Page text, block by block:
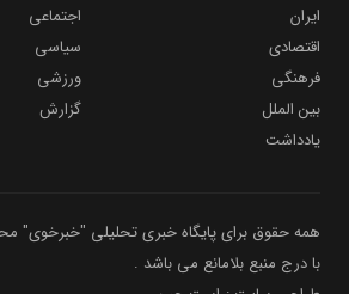
اقتصادی
سیاسی
فرهنگی
ورزشی
بین الملل
گزارش
یادداشت
با درج منبع بلامانع می باشد .
طراحی سایت :راست چین